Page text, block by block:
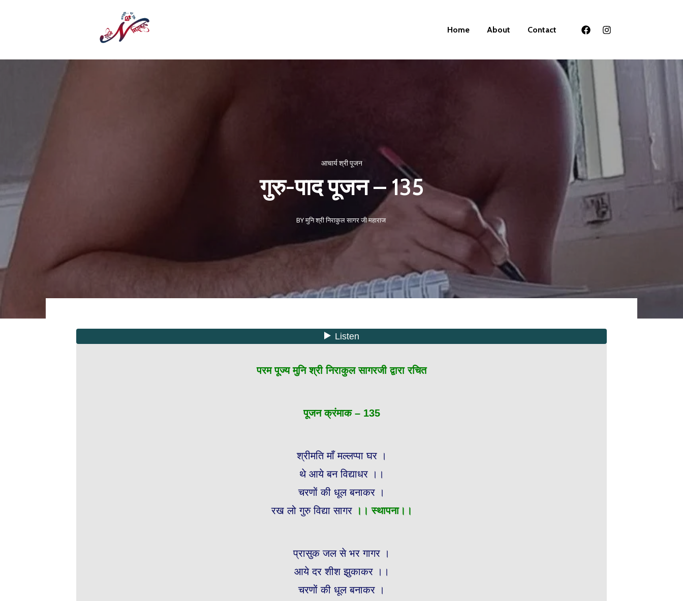
Home About Contact
आचार्य श्री पूजन
गुरु-पाद पूजन – 135
BY मुनि श्री निराकुल सागर जी महाराज
परम पूज्य मुनि श्री निराकुल सागरजी द्वारा रचित
पूजन क्रंमाक – 135
श्रीमति माँ मल्लप्पा घर ।
थे आये बन विद्याधर ।।
चरणों की धूल बनाकर ।
रख लो गुरु विद्या सागर ।। स्थापना।।
प्रासुक जल से भर गागर ।
आये दर शीश झुकाकर ।।
चरणों की धूल बनाकर ।